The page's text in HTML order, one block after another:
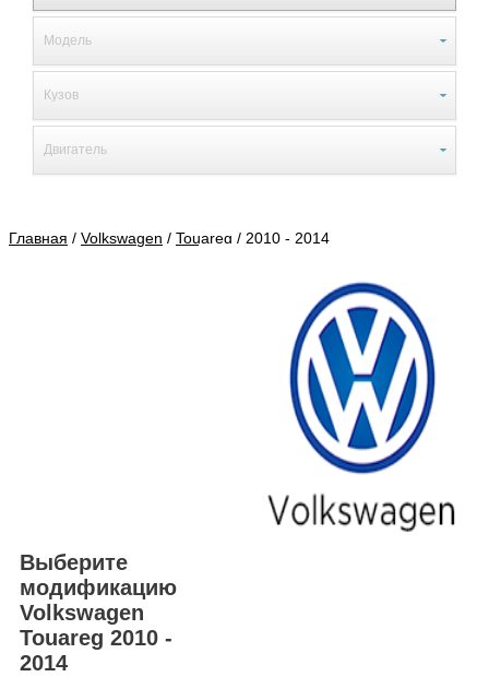
Главная / Volkswagen / Touareg / 2010 - 2014
Выберите
модификацию
Volkswagen
Touareg 2010 -
2014